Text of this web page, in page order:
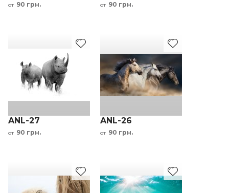
от 90 грн. от 90 грн.
ANL-27
от 90 грн.
ANL-26
от 90 грн.